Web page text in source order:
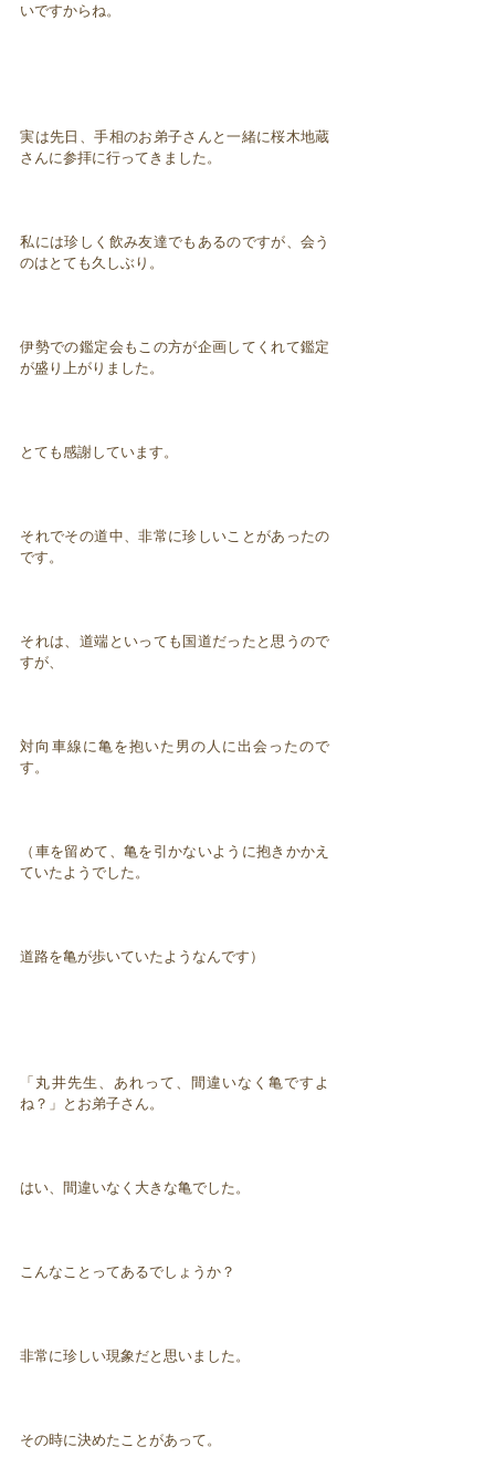
いですからね。
実は先日、手相のお弟子さんと一緒に桜木地蔵
さんに参拝に行ってきました。
私には珍しく飲み友達でもあるのですが、会う
のはとても久しぶり。
伊勢での鑑定会もこの方が企画してくれて鑑定
が盛り上がりました。
とても感謝しています。
それでその道中、非常に珍しいことがあったの
です。
それは、道端といっても国道だったと思うので
すが、
対向車線に亀を抱いた男の人に出会ったので
す。
（車を留めて、亀を引かないように抱きかかえ
ていたようでした。
道路を亀が歩いていたようなんです）
「丸井先生、あれって、間違いなく亀ですよ
ね？」とお弟子さん。
はい、間違いなく大きな亀でした。
こんなことってあるでしょうか？
非常に珍しい現象だと思いました。
その時に決めたことがあって。